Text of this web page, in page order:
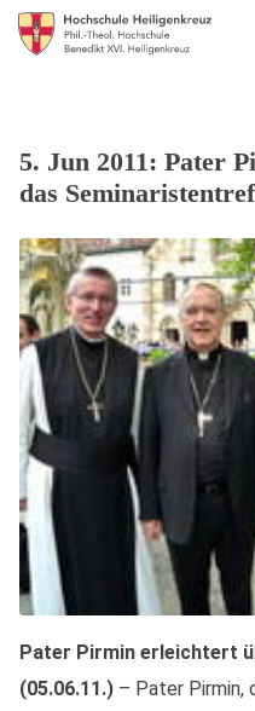
5. Jun 2011: Pater
das
Pater Pirmin erleichtert
(05.06.11.) – Pater Pirmin,